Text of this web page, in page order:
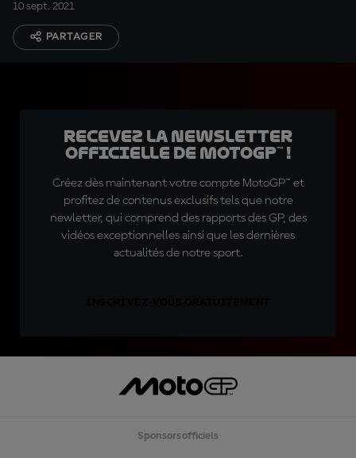
10 sept. 2021
PARTAGER
Recevez la Newsletter
officielle de MotoGP™ !
Créez dès maintenant votre compte MotoGP™ et
profitez de contenus exclusifs tels que notre
newletter, qui comprend des rapports des GP, des
vidéos exceptionnelles ainsi que les dernières
actualités de notre sport.
Sponsors officiels